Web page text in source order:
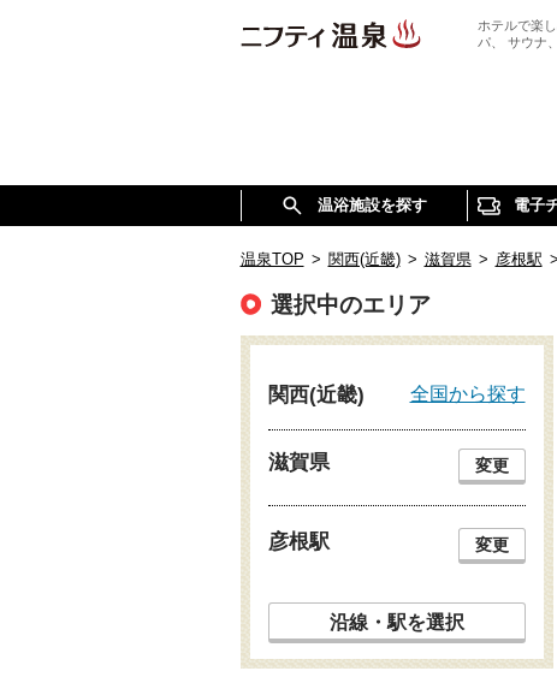
ホテルで楽
パ、 サウナ
温浴施設を探す 電子
温泉TOP > 関西(近畿) > 滋賀県 > 彦根駅 >
選択中のエリア
関西(近畿) 全国から探す
滋賀県 変更
彦根駅 変更
沿線・駅を選択